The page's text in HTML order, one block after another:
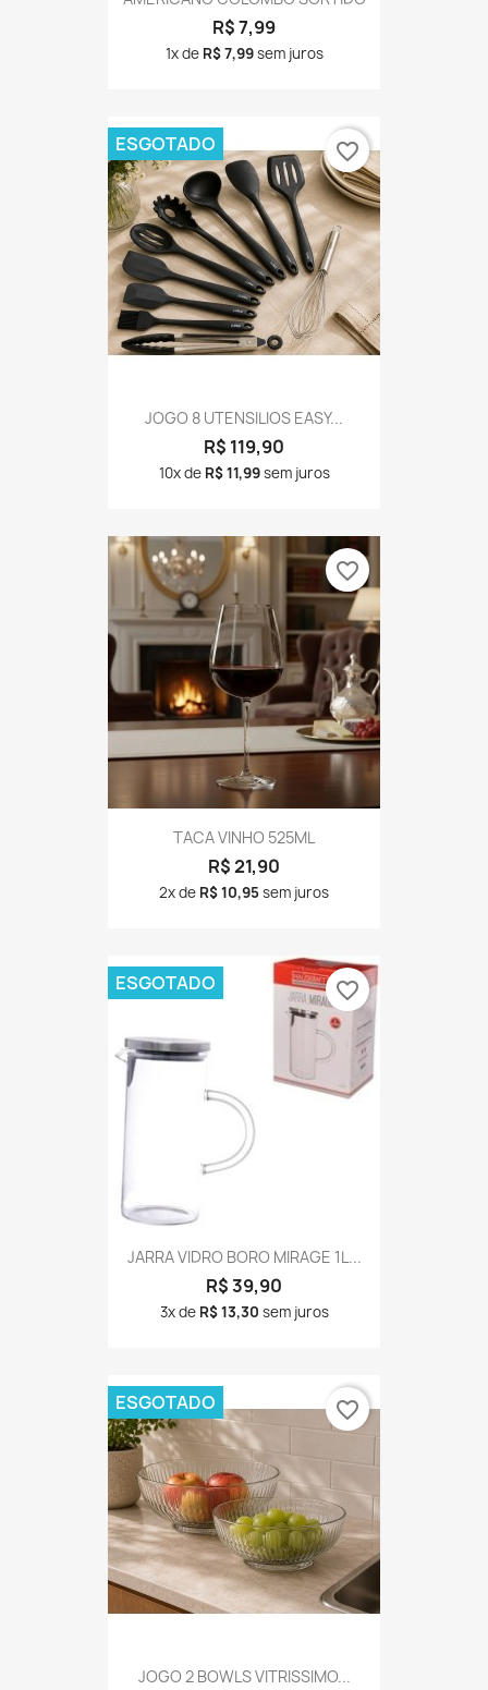
R$ 7,99
1x de R$ 7,99sem juros
JOGO 8 UTENSILIOS EASY...
R$ 119,90
10x de R$ 11,99sem juros
ESGOTADO favorite_border
TACA VINHO 525ML
R$ 21,90
2x de R$ 10,95sem juros
favorite_border
JARRA VIDRO BORO MIRAGE 1L...
R$ 39,90
3x de R$ 13,30 sem juros
ESGOTADO favorite_border
JOGO 2 BOWLS VITRISSIMO...
ESGOTADO favorite_border